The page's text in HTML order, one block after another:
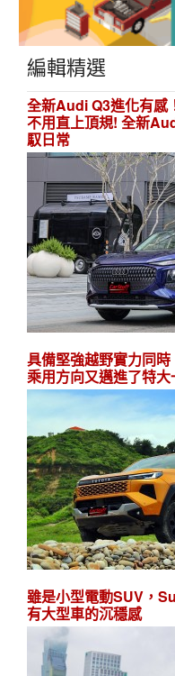
編輯精選
全新Audi Q3進化有感
不用直上頂規! 全新
馭日常
具備堅強越野實力同
乘用方向又邁進了特大
雖是小型電動SUV，
有大型車的沉穩感